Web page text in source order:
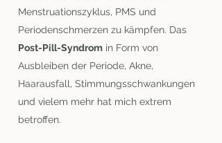
Menstruationszyklus, PMS und
Periodenschmerzen zu kämpfen. Das
Post-Pill-Syndrom in Form von
Ausbleiben der Periode, Akne,
Haarausfall, Stimmungsschwankungen
und vielem mehr hat mich extrem
betroffen.